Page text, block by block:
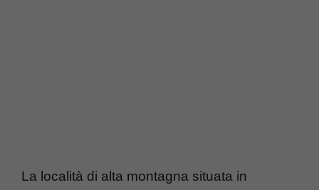
La località di alta montagna situata in